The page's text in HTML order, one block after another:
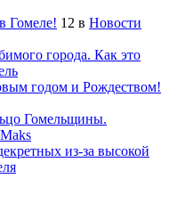
Гомеле! 12 в Новости
города. Как это
годом и Рождеством!
Гомельщины.
из-за высокой